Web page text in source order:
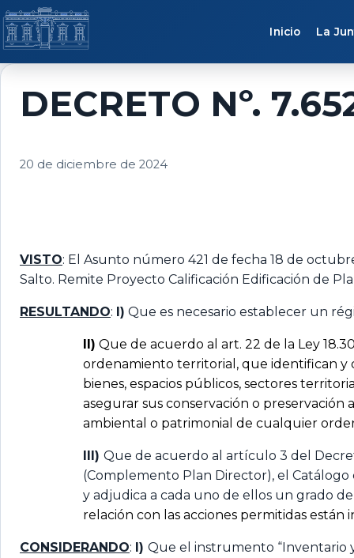
Saltar al contenido
Inicio La
DECRETO Nº.
20 de diciembre de 2024
VISTO: El Asunto número 421 de fecha 18 de
Salto. Remite Proyecto Calificación Edificación de
RESULTANDO: I) Que es necesario establecer un
II) Que de acuerdo al art. 22 de la Ley
ordenamiento territorial, que identifican y
bienes, espacios públicos, sectores
asegurar sus conservación o
ambiental o patrimonial de cualquier
III) Que de acuerdo al artículo 3 del
(Complemento Plan Director), el
y adjudica a cada uno de ellos un grado
relación con las acciones permitidas
CONSIDERANDO: I) Que el instrumento “Inventario